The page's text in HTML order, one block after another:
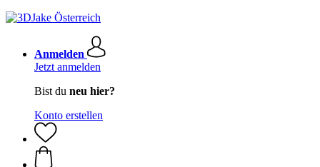
Anmelden
Jetzt anmelden
Bist du neu hier?
Konto erstellen